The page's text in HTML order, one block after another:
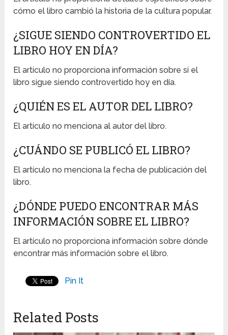
cómo el libro cambió la historia de la cultura popular.
¿SIGUE SIENDO CONTROVERTIDO EL
LIBRO HOY EN DÍA?
El artículo no proporciona información sobre si el
libro sigue siendo controvertido hoy en día.
¿QUIÉN ES EL AUTOR DEL LIBRO?
El artículo no menciona al autor del libro.
¿CUÁNDO SE PUBLICÓ EL LIBRO?
El artículo no menciona la fecha de publicación del
libro.
¿DÓNDE PUEDO ENCONTRAR MÁS
INFORMACIÓN SOBRE EL LIBRO?
El artículo no proporciona información sobre dónde
encontrar más información sobre el libro.
Pin It
Related Posts